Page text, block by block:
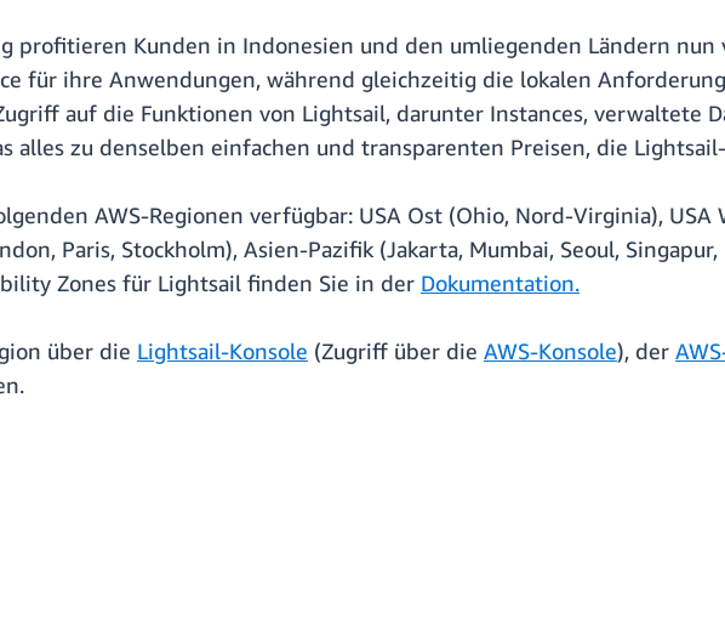
profitieren Kunden in Indonesien und den umliegenden Ländern
für ihre Anwendungen, während gleichzeitig die lokalen
auf die Funktionen von Lightsail, darunter Instances, verwaltete
alles zu denselben einfachen und transparenten Preisen, die
AWS-Regionen verfügbar: USA Ost (Ohio, Nord-Virginia), USA
Paris, Stockholm), Asien-Pazifik (Jakarta, Mumbai, Seoul,
Zones für Lightsail finden Sie in der Dokumentation.
über die Lightsail-Konsole (Zugriff über die AWS-Konsole), der